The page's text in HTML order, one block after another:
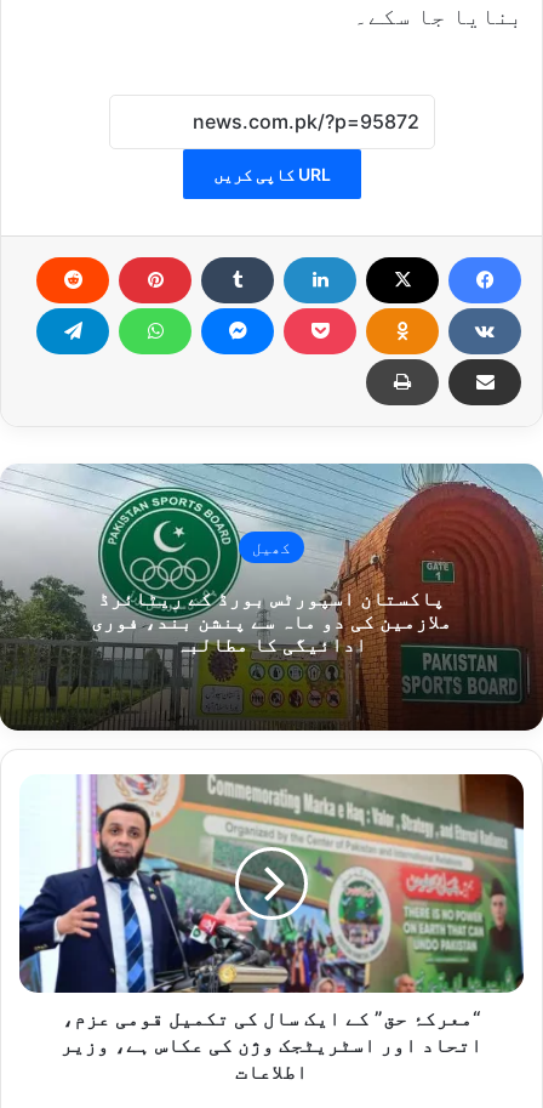
بنایا جا سکے۔
URL کاپی کریں
کھیل
پاکستان اسپورٹس بورڈ کے ریٹائرڈ
ملازمین کی دو ماہ سے پنشن بند، فوری
ادائیگی کا مطالبہ
“معرکۂ
کے
ایک
سال
کی
تکمیل
قومی
عزم،
اتحاد“معرکۂ حق” کے ایک سال کی تکمیل قومی عزم،
اتحاد اور اسٹریٹجک وژن کی عکاس ہے، وزیر
اطلاعات